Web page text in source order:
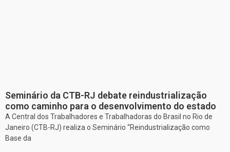
Seminário da CTB-RJ debate reindustrialização
como caminho para o desenvolvimento do estado
A Central dos Trabalhadores e Trabalhadoras do Brasil no Rio de
Janeiro (CTB-RJ) realiza o Seminário “Reindustrialização como
Base da